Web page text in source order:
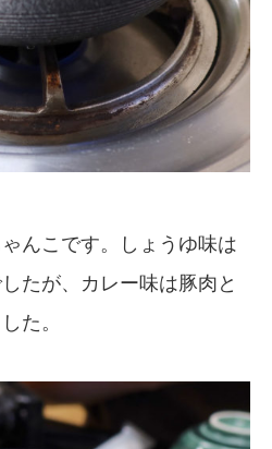
んこです。しょうゆ味は
たが、カレー味は豚肉と
た。